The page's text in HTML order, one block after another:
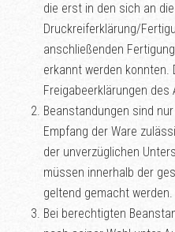
die erst in den sich an die
Druckreiferklärung/
anschließenden
erkannt werden
Freigabeerklärungen des
Beanstandungen sind
Empfang der Ware
der unverzüglichen
müssen innerhalb der
geltend gemacht werden.
Bei berechtigten